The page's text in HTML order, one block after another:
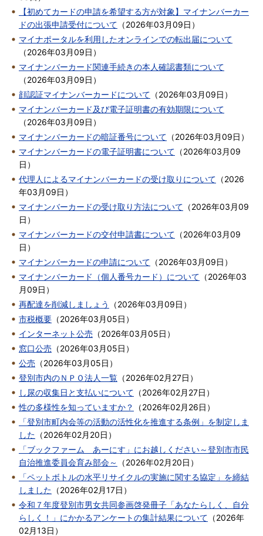
【初めてカードの申請を希望する方が対象】マイナンバーカー
ドの出張申請受付について （2026年03月09日 ）
マイナポータルを利用したオンラインでの転出届について
（2026年03月09日 ）
マイナンバーカード関連手続きの本人確認書類について
（2026年03月09日 ）
顔認証マイナンバーカードについて （2026年03月09日 ）
マイナンバーカード及び電子証明書の有効期限について
（2026年03月09日 ）
マイナンバーカードの暗証番号について （2026年03月09日 ）
マイナンバーカードの電子証明書について （2026年03月09
日 ）
代理人によるマイナンバーカードの受け取りについて （2026
年03月09日 ）
マイナンバーカードの受け取り方法について （2026年03月09
日 ）
マイナンバーカードの交付申請書について （2026年03月09
日 ）
マイナンバーカードの申請について （2026年03月09日 ）
マイナンバーカード（個人番号カード）について （2026年03
月09日 ）
再配達を削減しましょう
（2026年03月09日 ）
市税概要 （2026年03月05日 ）
インターネット公売 （2026年03月05日 ）
窓口公売 （2026年03月05日 ）
公売 （2026年03月05日 ）
登別市内のＮＰＯ法人一覧 （2026年02月27日 ）
し尿の収集日と支払いについて （2026年02月27日 ）
性の多様性を知っていますか？
（2026年02月26日 ）
「登別市町内会等の活動の活性化を推進する条例」を制定しま
した （2026年02月20日 ）
「ブックファーム あーにす」にお越しください～登別市市民
自治推進委員会育み部会～
（2026年02月20日 ）
「ペットボトルの水平リサイクルの実施に関する協定」を締結
しました （2026年02月17日 ）
令和７年度登別市男女共同参画啓発冊子「あなたらしく、自分
らしく！」にかかるアンケートの集計結果について （2026年
02月13日 ）